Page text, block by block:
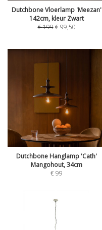
Dutchbone Vloerlamp 'Meezan'
142cm, kleur Zwart
€199 €99,50
Dutchbone Hanglamp 'Cath'
Mangohout, 34cm
€99